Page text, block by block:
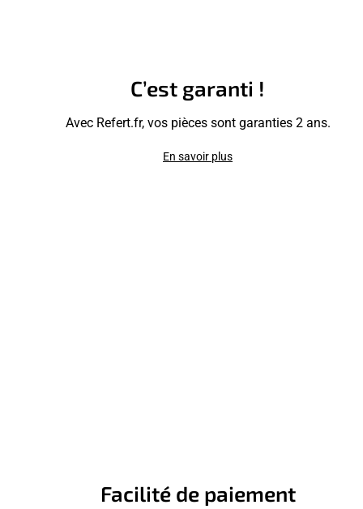
C’est garanti !
Avec Refert.fr, vos pièces sont garanties 2 ans.
En savoir plus
Facilité de paiement